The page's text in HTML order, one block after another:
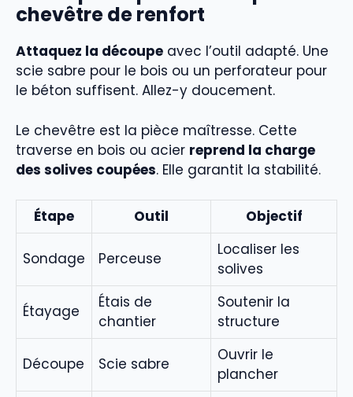
chevêtre de renfort
Attaquez la découpe avec l’outil adapté. Une
scie sabre pour le bois ou un perforateur pour
le béton suffisent. Allez-y doucement.
Le chevêtre est la pièce maîtresse. Cette
traverse en bois ou acier reprend la charge
des solives coupées. Elle garantit la stabilité.
Étape Outil Objectif
Sondage Perceuse
Localiser les
solives
Étayage
Étais de
chantier
Soutenir la
structure
Découpe Scie sabre
Ouvrir le
plancher